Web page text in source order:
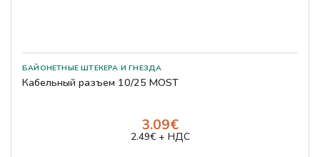
БАЙОНЕТНЫЕ ШТЕКЕРА И ГНЕЗДА
Кабельный разъем 10/25 MOST
3.09€
2.49€ + НДС